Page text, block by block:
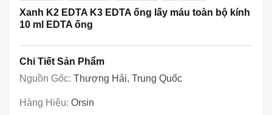
Xanh K2 EDTA K3 EDTA ống lấy máu toàn bộ kính
10 ml EDTA ống
Chi Tiết Sản Phẩm
Nguồn Gốc: Thượng Hải, Trung Quốc
Hàng Hiệu: Orsin